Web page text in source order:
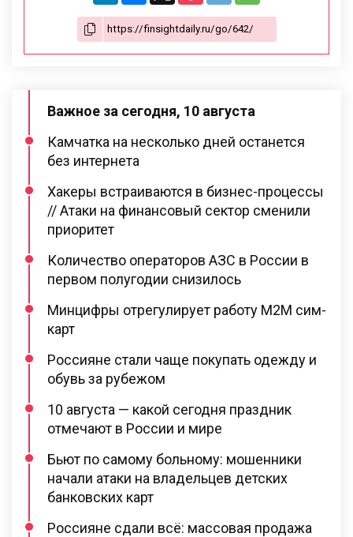
Важное за сегодня, 10 августа
Камчатка на несколько дней останется
без интернета
Хакеры встраиваются в бизнес-процессы
// Атаки на финансовый сектор сменили
приоритет
Количество операторов АЗС в России в
первом полугодии снизилось
Минцифры отрегулирует работу M2M сим-
карт
Россияне стали чаще покупать одежду и
обувь за рубежом
10 августа — какой сегодня праздник
отмечают в России и мире
Бьют по самому больному: мошенники
начали атаки на владельцев детских
банковских карт
Россияне сдали всё: массовая продажа